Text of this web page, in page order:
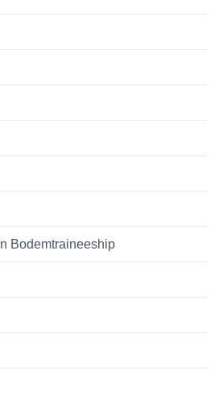
Bodemtraineeship